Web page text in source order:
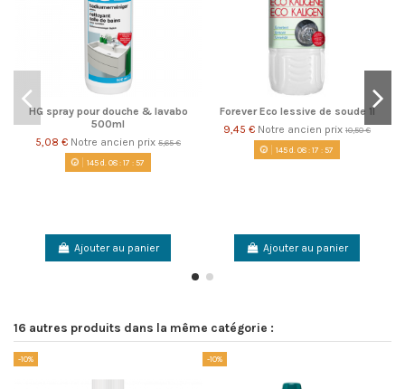
HG spray pour douche & lavabo
500ml
5,08 € Notre ancien prix 5,65 €
145d. 08:17 :56
Ajouter au panier
Forever Eco lessive de soude 1l
9,45 € Notre ancien prix 10,50 €
145d. 08:17 :56
Ajouter au panier
16 autres produits dans la même catégorie :
-10% -10%